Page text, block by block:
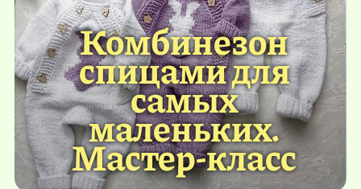
Комбинезон
спицами для
самых
маленьких.
Мастер-класс